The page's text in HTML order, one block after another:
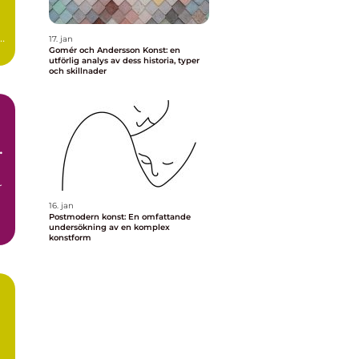
17. jan
Gomér och Andersson Konst: en
utförlig analys av dess historia, typer
och skillnader
16. jan
Postmodern konst: En omfattande
undersökning av en komplex
konstform